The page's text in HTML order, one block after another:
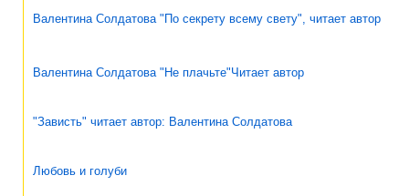
Валентина Солдатова "По секрету всему свету", читает автор
Валентина Солдатова "Не плачьте"Читает автор
"Зависть" читает автор: Валентина Солдатова
Любовь и голуби